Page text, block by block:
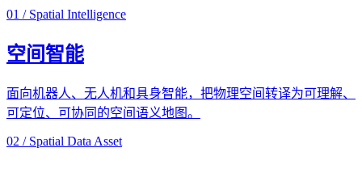
01 / Spatial Intelligence
空间智能
面向机器人、无人机和具身智能，把物理空间转译为可理解、
可定位、可协同的空间语义地图。
02 / Spatial Data Asset